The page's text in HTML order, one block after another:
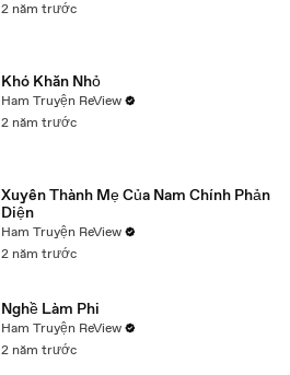
2 năm trước
Khó Khăn Nhỏ
Ham Truyện ReView
2 năm trước
Xuyên Thành Mẹ Của Nam Chính Phản
Diện
Ham Truyện ReView
2 năm trước
Nghề Làm Phi
Ham Truyện ReView
2 năm trước